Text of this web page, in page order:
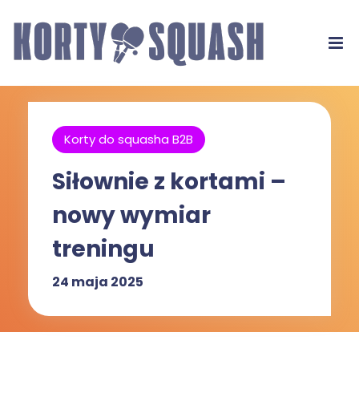
Korty do squasha B2B
Siłownie z kortami –
nowy wymiar
treningu
24 maja 2025